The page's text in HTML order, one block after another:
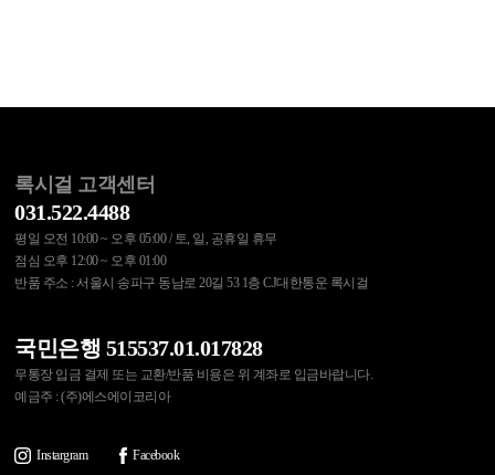
록시걸 고객센터
031.522.4488
평일 오전 10:00 ~ 오후 05:00 / 토, 일, 공휴일 휴무
점심 오후 12:00 ~ 오후 01:00
반품 주소 : 서울시 송파구 동남로 20길 53 1층 CJ대한통운 록시걸
국민은행 515537.01.017828
무통장 입금 결제 또는 교환/반품 비용은 위 계좌로 입금바랍니다.
예금주 : (주)에스에이코리아
Instargram Facebook